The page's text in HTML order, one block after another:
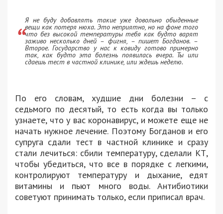
Я не буду добавлять такие уже довольно обыденные
вещи как потеря нюха. Это неприятно, но на фоне того
что без высокой температуры тебя как будто варят
заживо несколько дней – фигня, – пишет Богданов. –
Второе. Государство у нас к ковиду готово примерно
так, как будто эта болезнь появилась вчера. Ты или
сдаешь тест в частной клинике, или ждешь неделю.
По его словам, худшие дни болезни – с
седьмого по десятый, то есть когда вы только
узнаете, что у вас коронавирус, и можете еще не
начать нужное лечение. Поэтому Богданов и его
супруга сдали тест в частной клинике и сразу
стали лечиться: сбили температуру, сделали КТ,
чтобы убедиться, что все в порядке с легкими,
контролируют температуру и дыхание, едят
витамины и пьют много воды. Антибиотики
советуют принимать только, если приписал врач.